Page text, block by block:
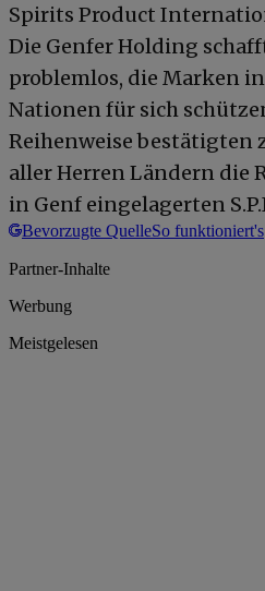
Spirits Product
Die Genfer Holding
problemlos, die Marken
Nationen für sich
Reihenweise bestätigten
aller Herren Ländern die
in Genf eingelagerten
Bevorzugte QuelleSo funktioniert's
Partner-Inhalte
Werbung
Meistgelesen